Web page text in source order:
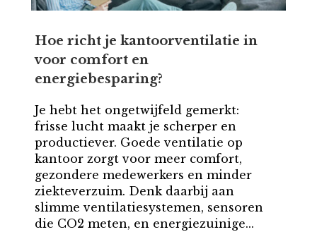
Hoe richt je kantoorventilatie in
voor comfort en
energiebesparing?
Je hebt het ongetwijfeld gemerkt:
frisse lucht maakt je scherper en
productiever. Goede ventilatie op
kantoor zorgt voor meer comfort,
gezondere medewerkers en minder
ziekteverzuim. Denk daarbij aan
slimme ventilatiesystemen, sensoren
die CO2 meten, en energiezuinige...